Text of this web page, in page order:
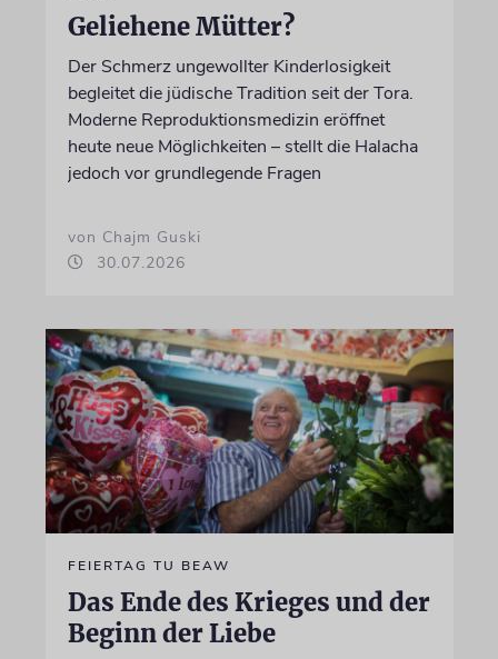
Geliehene Mütter?
Der Schmerz ungewollter Kinderlosigkeit
begleitet die jüdische Tradition seit der Tora.
Moderne Reproduktionsmedizin eröffnet
heute neue Möglichkeiten – stellt die Halacha
jedoch vor grundlegende Fragen
von Chajm Guski
30.07.2026
FEIERTAG TU BEAW
Das Ende des Krieges und der
Beginn der Liebe